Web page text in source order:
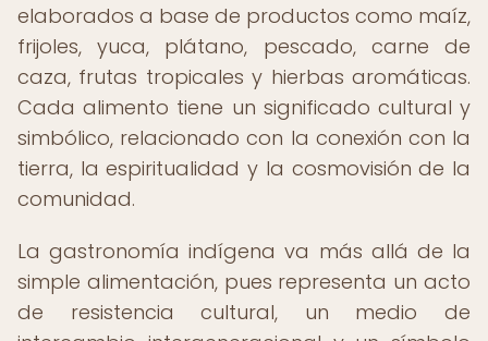
elaborados a base de productos como maíz,
frijoles, yuca, plátano, pescado, carne de
caza, frutas tropicales y hierbas aromáticas.
Cada alimento tiene un significado cultural y
simbólico, relacionado con la conexión con la
tierra, la espiritualidad y la cosmovisión de la
comunidad.
La gastronomía indígena va más allá de la
simple alimentación, pues representa un acto
de resistencia cultural, un medio de